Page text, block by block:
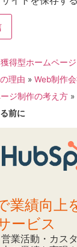
得型ホームページ
理由​ » Web制作
ジ制作の考え方 »
前に
業績向上
ービス
業活動・カス